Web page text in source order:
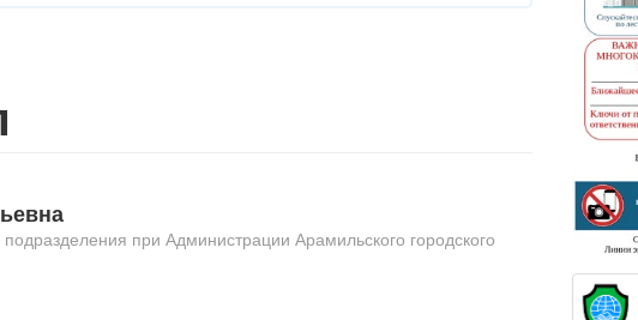
при Администрации Арамильского городского